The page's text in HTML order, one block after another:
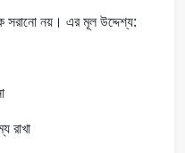
সরানো নয়। এর মূল উদ্দেশ্য:
রাখা